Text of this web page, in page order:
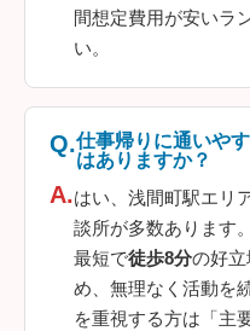
間想定費用が安いラ
い。
仕事帰りに通いや
はありますか？
はい、浅間町駅エリ
談所が多数あります。
最短で徒歩8分の好
め、無理なく活動を
を重視する方は「主